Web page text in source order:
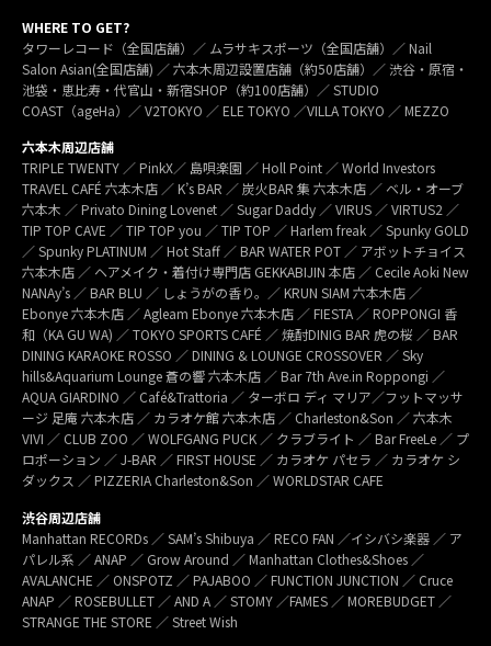
WHERE TO GET?
タワーレコード（全国店舗）／ ムラサキスポーツ（全国店舗）／ Nail
Salon Asian(全国店舗) ／ 六本木周辺設置店舗（約50店舗）／ 渋谷・原宿・
池袋・恵比寿・代官山・新宿SHOP（約100店舗）／ STUDIO
COAST（ageHa）／ V2TOKYO ／ ELE TOKYO ／VILLA TOKYO ／ MEZZO
六本木周辺店舗
TRIPLE TWENTY ／ PinkX／ 島唄楽園 ／ Holl Point ／ World Investors
TRAVEL CAFÉ 六本木店 ／ K’s BAR ／ 炭火BAR 集 六本木店 ／ ベル・オーブ
六本木 ／ Privato Dining Lovenet ／ Sugar Daddy ／ VIRUS ／ VIRTUS2 ／
TIP TOP CAVE ／ TIP TOP you ／ TIP TOP ／ Harlem freak ／ Spunky GOLD
／ Spunky PLATINUM ／ Hot Staff ／ BAR WATER POT ／ アボットチョイス
六本木店 ／ ヘアメイク・着付け専門店 GEKKABIJIN 本店 ／ Cecile Aoki New
NANAy’s ／ BAR BLU ／ しょうがの香り。／ KRUN SIAM 六本木店 ／
Ebonye 六本木店 ／ Agleam Ebonye 六本木店 ／ FIESTA ／ ROPPONGI 香
和（KA GU WA) ／ TOKYO SPORTS CAFÉ ／ 焼酎DINIG BAR 虎の桜 ／ BAR
DINING KARAOKE ROSSO ／ DINING & LOUNGE CROSSOVER ／ Sky
hills&Aquarium Lounge 蒼の響 六本木店 ／ Bar 7th Ave.in Roppongi ／
AQUA GIARDINO ／ Café&Trattoria ／ ターボロ ディ マリア／フットマッサ
ージ 足庵 六本木店 ／ カラオケ館 六本木店 ／ Charleston&Son ／ 六本木
VIVI ／ CLUB ZOO ／ WOLFGANG PUCK ／ クラブライト ／ Bar FreeLe ／ プ
ロポーション ／ J-BAR ／ FIRST HOUSE ／ カラオケ パセラ ／ カラオケ シ
ダックス ／ PIZZERIA Charleston&Son ／ WORLDSTAR CAFE
渋谷周辺店舗
Manhattan RECORDs ／ SAM’s Shibuya ／ RECO FAN ／イシバシ楽器 ／ ア
パレル系 ／ ANAP ／ Grow Around ／ Manhattan Clothes&Shoes ／
AVALANCHE ／ ONSPOTZ ／ PAJABOO ／ FUNCTION JUNCTION ／ Cruce
ANAP ／ ROSEBULLET ／ AND A ／ STOMY ／FAMES ／ MOREBUDGET ／
STRANGE THE STORE ／ Street Wish